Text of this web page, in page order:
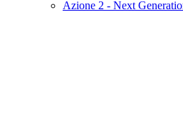
Azione 2 - Next